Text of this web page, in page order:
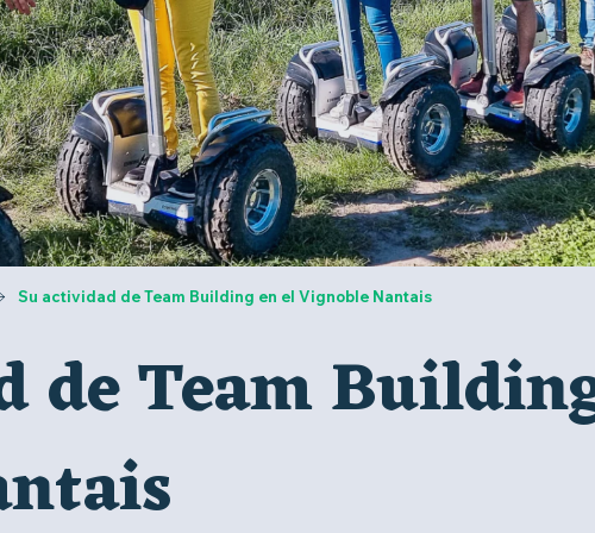
Su actividad de Team Building en el Vignoble Nantais
de Team